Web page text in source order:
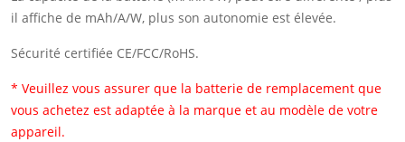
il affiche de mAh/A/W, plus son autonomie est élevée.
Sécurité certifiée CE/FCC/RoHS.
* Veuillez vous assurer que la batterie de remplacement que
vous achetez est adaptée à la marque et au modèle de votre
appareil.